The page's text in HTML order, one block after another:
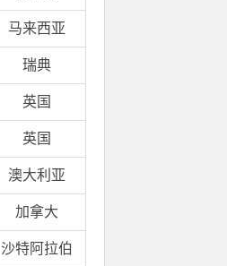
马来西亚
瑞典
英国
英国
澳大利亚
加拿大
沙特阿拉伯